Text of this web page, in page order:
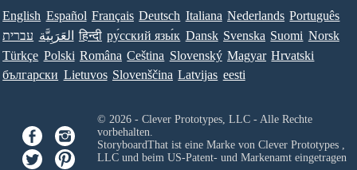
English Español Français Deutsch Italiana Nederlands Português
עברית العَرَبِيَّة हिन्दी ру́сский язы́к Dansk Svenska Suomi Norsk
Türkçe Polski Româna Ceština Slovenský Magyar Hrvatski
български Lietuvos Slovenščina Latvijas eesti
© 2026 - Clever Prototypes, LLC - Alle Rechte
vorbehalten.
StoryboardThat ist eine Marke von Clever Prototypes ,
LLCund beim US-Patent- und Markenamt eingetragen